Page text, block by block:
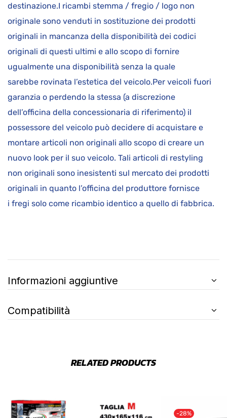
destinazione.I ricambi stemma / fregio / logo non
originale sono venduti in sostituzione dei prodotti
originali in mancanza della disponibilità dei codici
originali di questi ultimi e allo scopo di fornire
ugualmente una disponibilità senza la quale
sarebbe rovinata l’estetica del veicolo.Per veicoli fuori
garanzia o perdendo la stessa (a discrezione
dell’officina della concessionaria di riferimento) il
possessore del veicolo può decidere di acquistare e
montare articoli non originali allo scopo di creare un
nuovo look per il suo veicolo. Tali articoli di restyling
non originali sono inesistenti sul mercato dei prodotti
originali in quanto l’officina del produttore fornisce
i fregi solo come ricambio identico a quello di fabbrica.
Informazioni aggiuntive
Compatibilità
RELATED PRODUCTS
-28%